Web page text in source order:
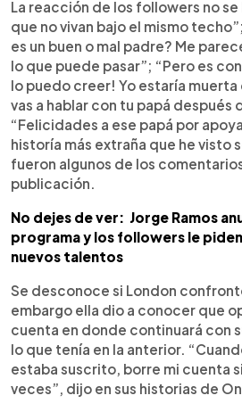
La reacción de los followers no
que no vivan bajo el mismo
es un buen o mal padre? Me
lo que puede pasar”; “Pero es
lo puedo creer! Yo estaría muerta
vas a hablar con tu papá después
“Felicidades a ese papá por
historía más extraña que he visto
fueron algunos de los
publicación.
No dejes de ver: Jorge Ramos
programa y los followers le
nuevos talentos
Se desconoce si London
embargo ella dio a conocer que
cuenta en donde continuará con
lo que tenía en la anterior.
estaba suscrito, borre mi cuenta
veces”, dijo en sus historias de